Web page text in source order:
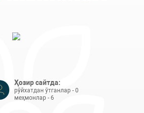
Ҳозир сайтда:
рўйхатдан ўтганлар - 0
меҳмонлар - 6